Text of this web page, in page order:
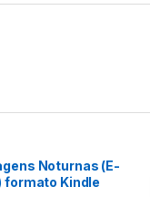
Noturnas (E-
formato Kindle